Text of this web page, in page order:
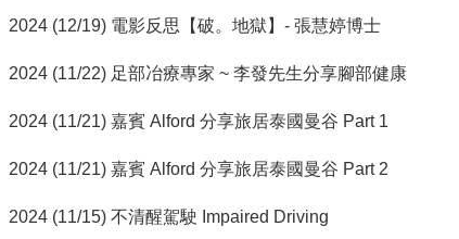
2024 (12/19) 電影反思【破。地獄】- 張慧婷博士
2024 (11/22) 足部冶療專家 ~ 李發先生分享腳部健康
2024 (11/21) 嘉賓 Alford 分享旅居泰國曼谷 Part 1
2024 (11/21) 嘉賓 Alford 分享旅居泰國曼谷 Part 2
2024 (11/15) 不清醒駕駛 Impaired Driving